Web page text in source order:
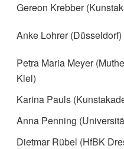
Gereon Krebber
Anke Lohrer (Düsseldorf)
Petra Maria Meyer
Kiel)
Karina Pauls
Anna Penning
Dietmar Rübel (HfBK